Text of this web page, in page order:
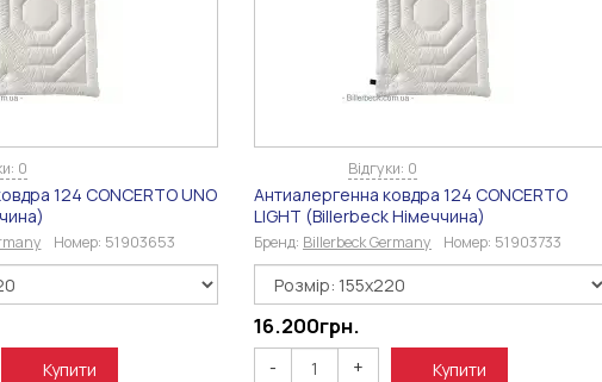
0
124 CONCERTO UNO
Номер: 51903653
Купити
Відгуки: 0
Антиалергенна ковдра 124 CONCERTO
LIGHT (Billerbeck Німеччина)
Бренд: Billerbeck Germany Номер: 51903733
16.200грн.
- + Купити